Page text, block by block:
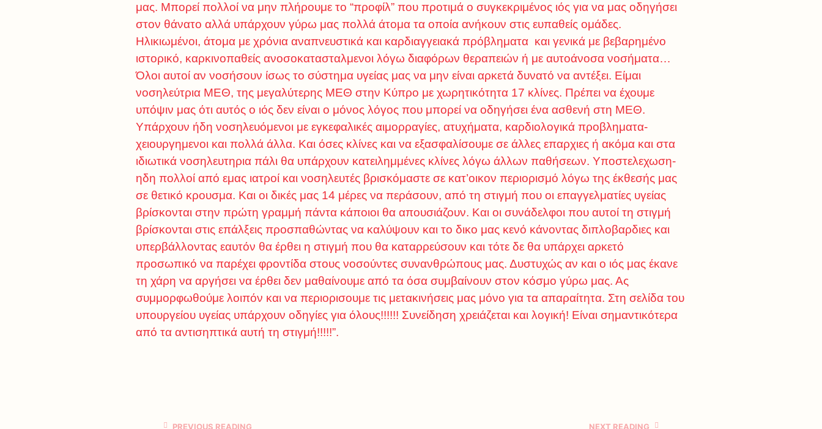
μας. Μπορεί πολλοί να μην πλήρουμε το “προφίλ” που προτιμά ο συγκεκριμένος ιός για να μας οδηγήσει
στον θάνατο αλλά υπάρχουν γύρω μας πολλά άτομα τα οποία ανήκουν στις ευπαθείς ομάδες.
Ηλικιωμένοι, άτομα με χρόνια αναπνευστικά και καρδιαγγειακά πρόβληματα και γενικά με βεβαρημένο
ιστορικό, καρκινοπαθείς ανοσοκατασταλμενοι λόγω διαφόρων θεραπειών ή με αυτοάνοσα νοσήματα…
Όλοι αυτοί αν νοσήσουν ίσως το σύστημα υγείας μας να μην είναι αρκετά δυνατό να αντέξει. Είμαι
νοσηλεύτρια ΜΕΘ, της μεγαλύτερης ΜΕΘ στην Κύπρο με χωρητικότητα 17 κλίνες. Πρέπει να έχουμε
υπόψιν μας ότι αυτός ο ιός δεν είναι ο μόνος λόγος που μπορεί να οδηγήσει ένα ασθενή στη ΜΕΘ.
Υπάρχουν ήδη νοσηλευόμενοι με εγκεφαλικές αιμορραγίες, ατυχήματα, καρδιολογικά προβληματα-
χειουργημενοι και πολλά άλλα. Και όσες κλίνες και να εξασφαλίσουμε σε άλλες επαρχιες ή ακόμα και στα
ιδιωτικά νοσηλευτηρια πάλι θα υπάρχουν κατειλημμένες κλίνες λόγω άλλων παθήσεων. Υποστελεχωση-
ηδη πολλοί από εμας ιατροί και νοσηλευτές βρισκόμαστε σε κατ’οικον περιορισμό λόγω της έκθεσής μας
σε θετικό κρουσμα. Και οι δικές μας 14 μέρες να περάσουν, από τη στιγμή που οι επαγγελματίες υγείας
βρίσκονται στην πρώτη γραμμή πάντα κάποιοι θα απουσιάζουν. Και οι συνάδελφοι που αυτοί τη στιγμή
βρίσκονται στις επάλξεις προσπαθώντας να καλύψουν και το δικο μας κενό κάνοντας διπλοβαρδιες και
υπερβάλλοντας εαυτόν θα έρθει η στιγμή που θα καταρρεύσουν και τότε δε θα υπάρχει αρκετό
προσωπικό να παρέχει φροντίδα στους νοσούντες συνανθρώπους μας. Δυστυχώς αν και ο ιός μας έκανε
τη χάρη να αργήσει να έρθει δεν μαθαίνουμε από τα όσα συμβαίνουν στον κόσμο γύρω μας. Ας
συμμορφωθούμε λοιπόν και να περιορισουμε τις μετακινήσεις μας μόνο για τα απαραίτητα. Στη σελίδα του
υπουργείου υγείας υπάρχουν οδηγίες για όλους!!!!!! Συνείδηση χρειάζεται και λογική! Είναι σημαντικότερα
από τα αντισηπτικά αυτή τη στιγμή!!!!!”.
PREVIOUS READING NEXT READING